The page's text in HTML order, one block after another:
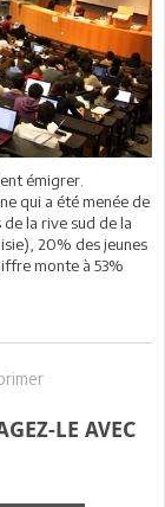
émigrer.
qui a été menée de
la rive sud de la
20% des jeunes
monte à 53%
LE AVEC